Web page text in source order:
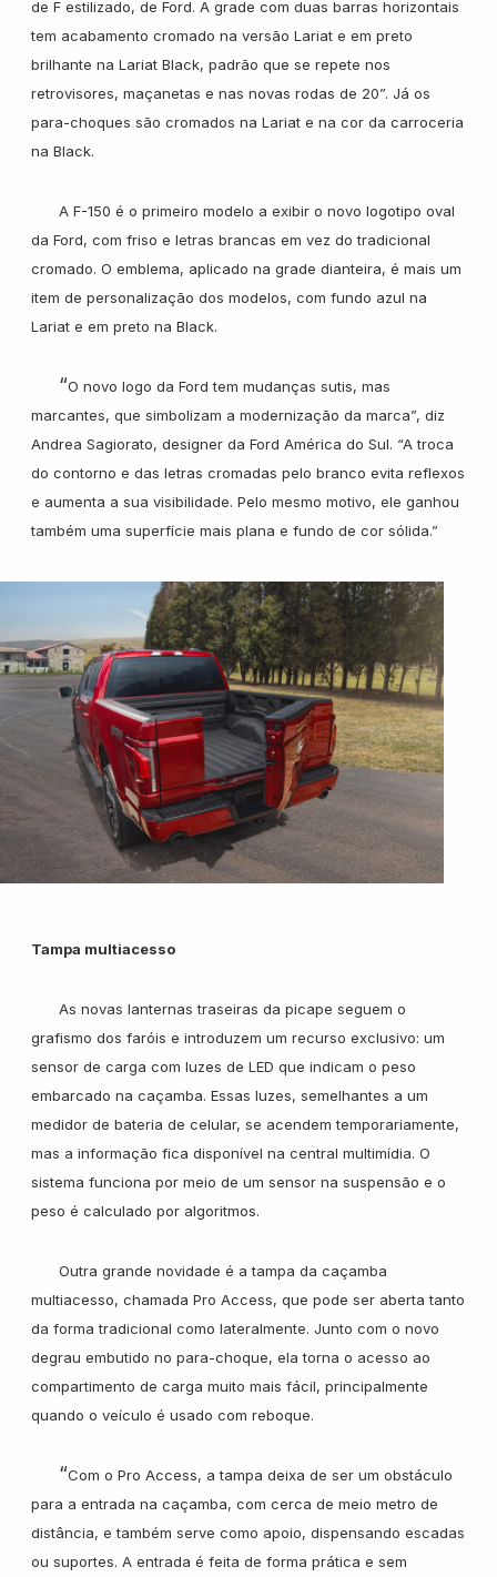
de F estilizado, de Ford. A grade com duas barras horizontais
tem acabamento cromado na versão Lariat e em preto
brilhante na Lariat Black, padrão que se repete nos
retrovisores, maçanetas e nas novas rodas de 20”. Já os
para-choques são cromados na Lariat e na cor da carroceria
na Black.
A F-150 é o primeiro modelo a exibir o novo logotipo oval
da Ford, com friso e letras brancas em vez do tradicional
cromado. O emblema, aplicado na grade dianteira, é mais um
item de personalização dos modelos, com fundo azul na
Lariat e em preto na Black.
“O novo logo da Ford tem mudanças sutis, mas
marcantes, que simbolizam a modernização da marca”, diz
Andrea Sagiorato, designer da Ford América do Sul. “A troca
do contorno e das letras cromadas pelo branco evita reflexos
e aumenta a sua visibilidade. Pelo mesmo motivo, ele ganhou
também uma superfície mais plana e fundo de cor sólida.”
Tampa multiacesso
As novas lanternas traseiras da picape seguem o
grafismo dos faróis e introduzem um recurso exclusivo: um
sensor de carga com luzes de LED que indicam o peso
embarcado na caçamba. Essas luzes, semelhantes a um
medidor de bateria de celular, se acendem temporariamente,
mas a informação fica disponível na central multimídia. O
sistema funciona por meio de um sensor na suspensão e o
peso é calculado por algoritmos.
Outra grande novidade é a tampa da caçamba
multiacesso, chamada Pro Access, que pode ser aberta tanto
da forma tradicional como lateralmente. Junto com o novo
degrau embutido no para-choque, ela torna o acesso ao
compartimento de carga muito mais fácil, principalmente
quando o veículo é usado com reboque.
“Com o Pro Access, a tampa deixa de ser um obstáculo
para a entrada na caçamba, com cerca de meio metro de
distância, e também serve como apoio, dispensando escadas
ou suportes. A entrada é feita de forma prática e sem